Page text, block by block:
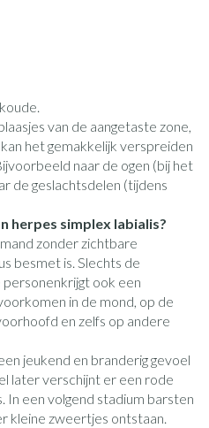
van de aangetaste zone,
het gemakkelijk verspreiden
naar de ogen (bij het
de geslachtsdelen (tijdens
herpes simplex labialis?
zonder zichtbare
besmet is. Slechts de
ook een
in de mond, op de
en zelfs op andere
jeukend en branderig gevoel
later verschijnt er een rode
In een volgend stadium barsten
kleine zweertjes ontstaan.